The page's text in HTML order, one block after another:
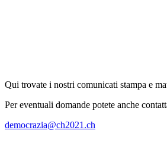
Qui trovate i nostri comunicati stampa e
Per eventuali domande potete anche
democrazia@ch2021.ch